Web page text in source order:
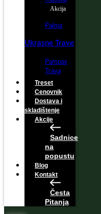
Akcija
Palma
Ukrasne Trave
Pampas
Trava
Treset
Cenovnik
Dostava i
skladištenje
Akcije
Sadnice
na
popustu
Blog
Kontakt
Česta
Pitanja